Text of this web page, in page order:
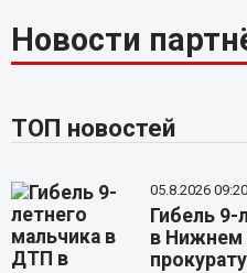
Новости
ТОП новостей
05.8.2026 09:20
Гибель
в Нижнем